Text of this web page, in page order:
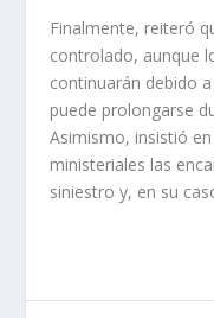
Finalmente, reiteró
controlado, aunque
continuarán debido
puede prolongarse
Asimismo, insistió
ministeriales las
siniestro y, en su